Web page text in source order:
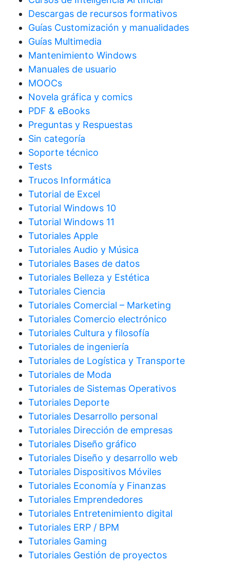
Descargas de recursos formativos
Guías Customización y manualidades
Guías Multimedia
Mantenimiento Windows
Manuales de usuario
MOOCs
Novela gráfica y comics
PDF & eBooks
Preguntas y Respuestas
Sin categoría
Soporte técnico
Tests
Trucos Informática
Tutorial de Excel
Tutorial Windows 10
Tutorial Windows 11
Tutoriales Apple
Tutoriales Audio y Música
Tutoriales Bases de datos
Tutoriales Belleza y Estética
Tutoriales Ciencia
Tutoriales Comercial – Marketing
Tutoriales Comercio electrónico
Tutoriales Cultura y filosofía
Tutoriales de ingeniería
Tutoriales de Logística y Transporte
Tutoriales de Moda
Tutoriales de Sistemas Operativos
Tutoriales Deporte
Tutoriales Desarrollo personal
Tutoriales Dirección de empresas
Tutoriales Diseño gráfico
Tutoriales Diseño y desarrollo web
Tutoriales Dispositivos Móviles
Tutoriales Economía y Finanzas
Tutoriales Emprendedores
Tutoriales Entretenimiento digital
Tutoriales ERP / BPM
Tutoriales Gaming
Tutoriales Gestión de proyectos